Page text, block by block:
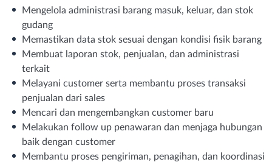
Mengelola administrasi barang masuk, keluar, dan stok
gudang
Memastikan data stok sesuai dengan kondisi fisik barang
Membuat laporan stok, penjualan, dan administrasi
terkait
Melayani customer serta membantu proses transaksi
penjualan dari sales
Mencari dan mengembangkan customer baru
Melakukan follow up penawaran dan menjaga hubungan
baik dengan customer
Membantu proses pengiriman, penagihan, dan koordinasi